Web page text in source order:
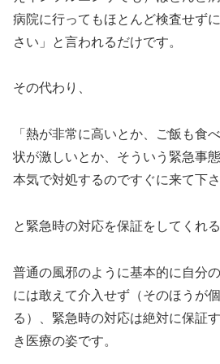
病院に行ってもほとんど検査せず
さい」と言われるだけです。
その代わり、
「熱が非常に高いとか、ご飯も食
状が激しいとか、そういう緊急事
本気で対処するのですぐに来て下さ
と緊急時の対応を保証をしてくれる
普通の風邪のように基本的に自分
には敢えて介入せず（そのほうが
る）、緊急時の対応は絶対に保証
き医療の姿です。